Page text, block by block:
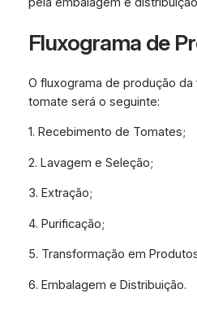
Fluxograma de
O fluxograma de produção
tomate será o seguinte:
1. Recebimento de Tomates;
2. Lavagem e Seleção;
3. Extração;
4. Purificação;
5. Transformação em
6. Embalagem e Distribuição.